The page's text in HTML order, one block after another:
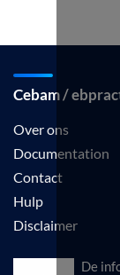
Cebam /
Over ons
Documentation
Contact
Hulp
Disclaimer
De